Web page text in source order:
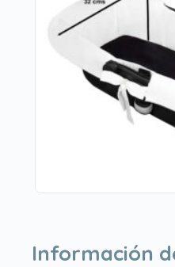
Información